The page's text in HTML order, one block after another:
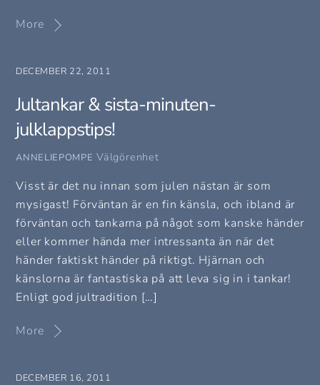
More
DECEMBER 22, 2011
Jultankar & sista-minuten-
julklappstips!
ANNELIEPOMPE Välgörenhet
Visst är det nu innan som julen nästan är som
mysigast! Förväntan är en fin känsla, och ibland är
förväntan och tankarna på något som kanske händer
eller kommer hända mer intressanta än när det
händer faktiskt händer på riktigt. Hjärnan och
känslorna är fantastiska på att leva sig in i tankar!
Enligt god jultradition […]
More
DECEMBER 16, 2011